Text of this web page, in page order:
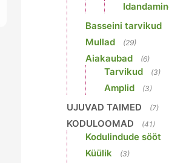
Basseini tarvikud
Mullad (29)
Aiakaubad (6)
Tarvikud (3)
Amplid (3)
UJUVAD TAIMED (7)
KODULOOMAD (41)
Kodulindude sööt
Küülik (3)